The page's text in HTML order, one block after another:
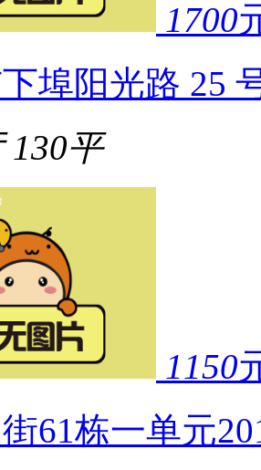
1700
埠阳光路 25
130平
1150
61栋一单元